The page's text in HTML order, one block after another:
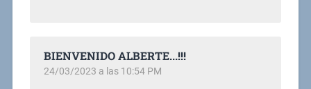
BIENVENIDO ALBERTE...!!!
24/03/2023 a las 10:54 PM